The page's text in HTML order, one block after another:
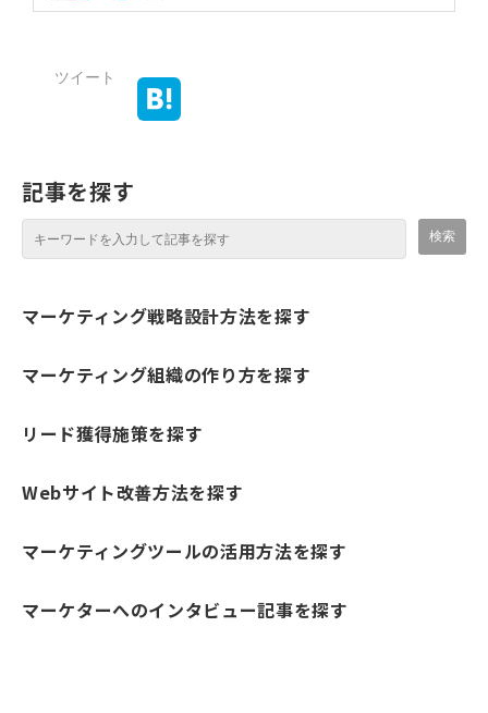
ツイート
記事を探す
マーケティング戦略設計方法を探す
マーケティング組織の作り方を探す
リード獲得施策を探す
Webサイト改善方法を探す
マーケティングツールの活用方法を探す
マーケターへのインタビュー記事を探す